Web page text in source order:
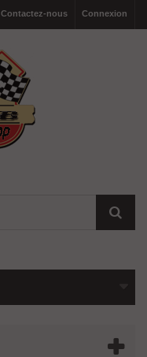
Connexion
Contactez-nous